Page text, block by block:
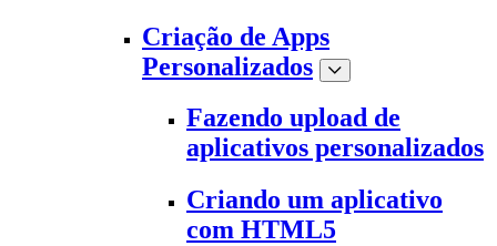
Criação de Apps
Personalizados
Fazendo upload de
aplicativos personalizados
Criando um aplicativo
com HTML5